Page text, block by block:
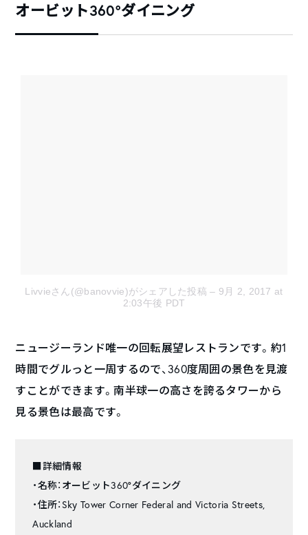
オービット360°ダイニング
Livvieさん(@banovvie)がシェアした投稿 – 9月 2, 2017 at
2:03午後 PDT
ニュージーランド唯一の回転展望レストランです。約1
時間でグルっと一周するので、360度周囲の景色を見渡
すことができます。南半球一の高さを誇るタワーから
見る景色は最高です。
■詳細情報
・名称：オービット360°ダイニング
・住所：Sky Tower Corner Federal and Victoria Streets,
Auckland